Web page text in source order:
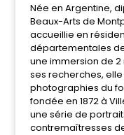
Née en Argentine,
Beaux-Arts de
accueillie en
départementales
une immersion de 2
ses recherches,
photographies du
fondée en 1872 à
une série de
contremaîtresses